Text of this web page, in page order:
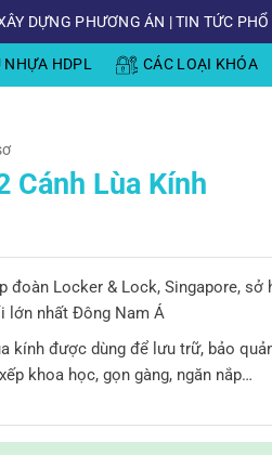
DỰNG PHƯƠNG ÁN |TIN TỨC PHỔ
NHỰA HDPL CÁC LOẠI KHÓA
Cánh Lùa Kính
đoàn Locker & Lock, Singapore, sở
lớn nhất Đông Nam Á
kính được dùng để lưu trữ, bảo
khoa học, gọn gàng, ngăn nắp…